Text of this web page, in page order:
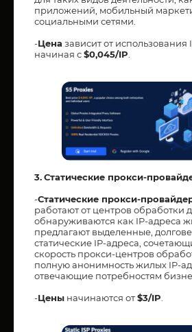
приложений, мобильный
социальными сетями.
-Цена зависит от использования
начиная с$0,045/IP.
3.Статические прокси-
-Статические прокси-
работают от центров обработки
обнаруживаются как IP-адреса
предлагают выделенные,
статические IP-адреса,
скорость прокси-центров
полную анонимность жилых IP-
отвечающие потребностям
-Цены начинаются от$3/IP.